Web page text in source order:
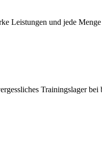
Leistungen und jede Menge
Trainingslager bei